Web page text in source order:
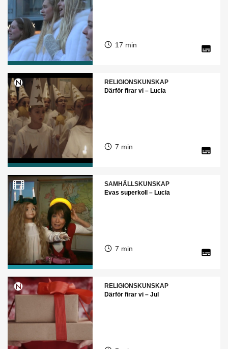
17 min
RELIGIONSKUNSKAP
Därför firar vi – Lucia
7 min
SAMHÄLLSKUNSKAP
Evas superkoll – Lucia
7 min
RELIGIONSKUNSKAP
Därför firar vi – Jul